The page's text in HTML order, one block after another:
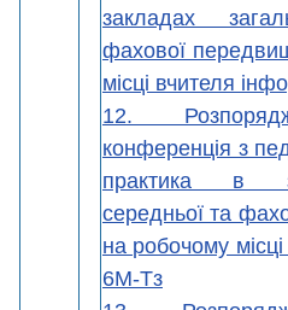
закладах
фахової
місці вчителя
12.
конференція з
практика в
середньої та
на робочому
6М-Тз